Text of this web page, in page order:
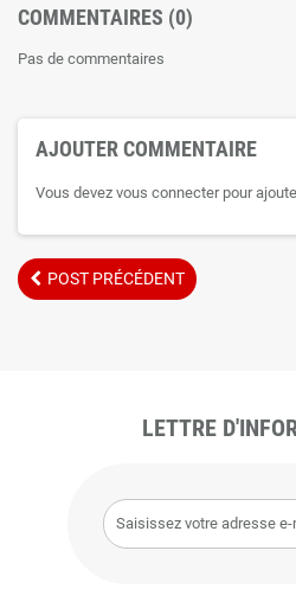
COMMENTAIRES (0)
Pas de commentaires
AJOUTER COMMENTAIRE
Vous devez vous connecter pour
POST PRÉCÉDENT
LETTRE